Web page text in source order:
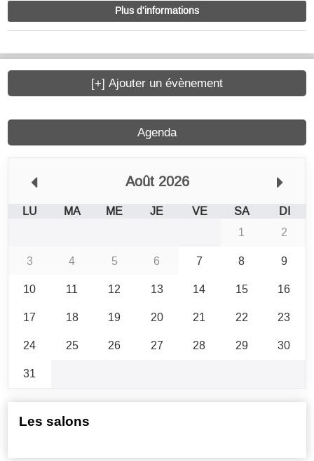
Plus d'informations
Agenda
Août 2026
LU MA ME JE VE SA
DI
1
2
3
4 5 6 7 8
9
10
11 12 13 14 15
16
17
18 19 20 21 22
23
24
25 26 27 28 29
30
31
[+] Ajouter un évènement
Les salons